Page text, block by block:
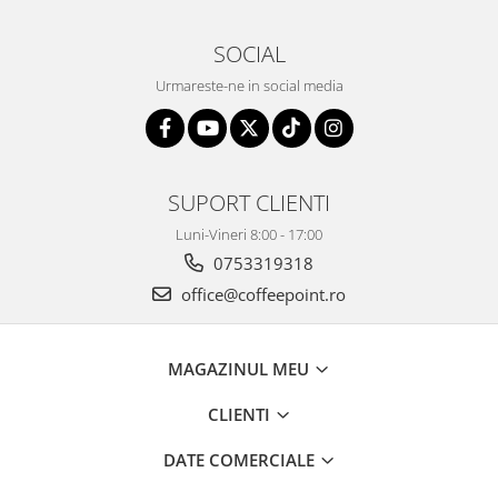
SOCIAL
Urmareste-ne in social media
SUPORT CLIENTI
Luni-Vineri 8:00 - 17:00
0753319318
office@coffeepoint.ro
MAGAZINUL MEU
CLIENTI
DATE COMERCIALE